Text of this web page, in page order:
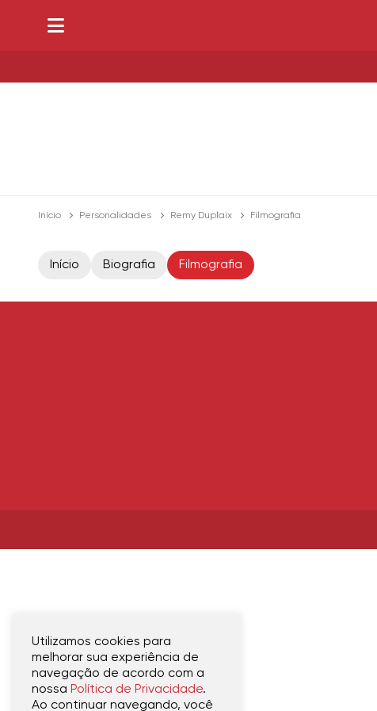
Início Personalidades Remy Duplaix Filmografia
Início Biografia Filmografia
Utilizamos cookies para
melhorar sua experiência de
navegação de acordo com a
nossa Política de Privacidade.
Ao continuar navegando, você